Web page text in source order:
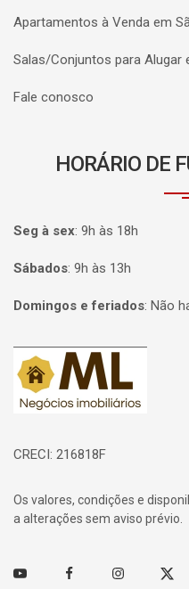
Apartamentos à Venda em
Salas/Conjuntos para Alugar
Fale conosco
HORÁRIO DE
Seg à sex: 9h às 18h
Sábados: 9h às 13h
Domingos e feriados: Não
Página inicial
CRECI: 216818F
Os valores, condições e
a alterações sem aviso prévio.
Youtube FacebookInstagram